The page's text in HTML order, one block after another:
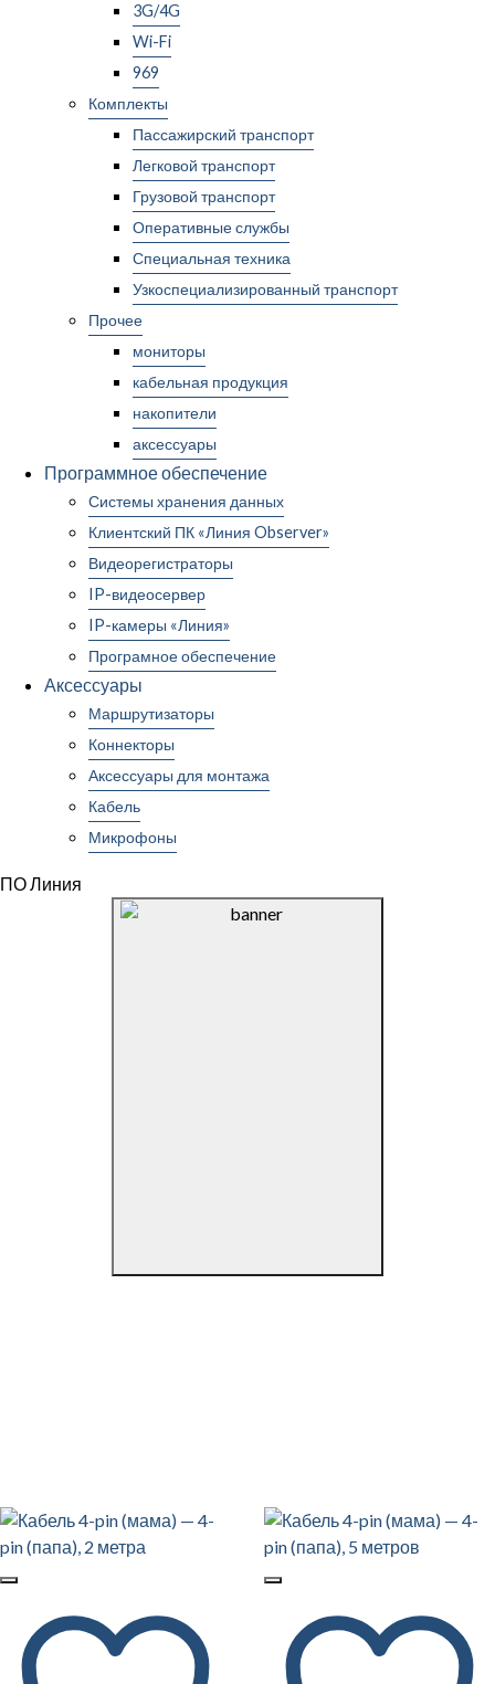
3G/4G
Wi-Fi
969
Комплекты
Пассажирский транспорт
Легковой транспорт
Грузовой транспорт
Оперативные службы
Специальная техника
Узкоспециализированный транспорт
Прочее
мониторы
кабельная продукция
накопители
аксессуары
Программное обеспечение
Системы хранения данных
Клиентский ПК «Линия Observer»
Видеорегистраторы
IP-видеосервер
IP-камеры «Линия»
Програмное обеспечение
Аксессуары
Маршрутизаторы
Коннекторы
Аксессуары для монтажа
Кабель
Микрофоны
ПО Линия